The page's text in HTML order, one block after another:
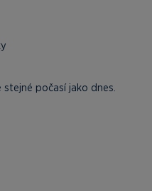
počasí jako dnes.